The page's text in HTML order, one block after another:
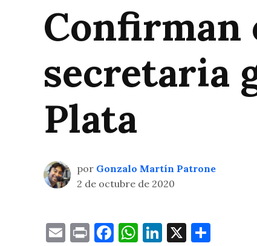
Confirman
secretaria
Plata
por Gonzalo Martín Patrone
2 de octubre de 2020
EmailPrintFacebook
WhatsApp
LinkedIn
X